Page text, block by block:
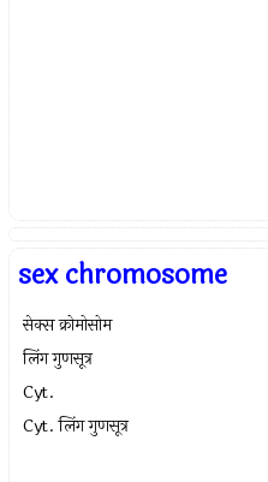
sex chromosome
सेक्स क्रोमोसोम
लिंग गुणसूत्र
Cyt.
Cyt. लिंग गुणसूत्र